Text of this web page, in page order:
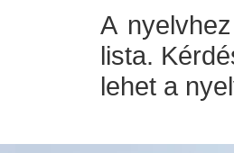
A
lista.
lehet a